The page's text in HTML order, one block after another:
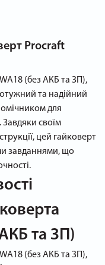
Procraft
(без АКБ та ЗП),
та надійний
для
Завдяки своїм
цей гайковерт
завданнями, що
та ЗП)
(без АКБ та ЗП),